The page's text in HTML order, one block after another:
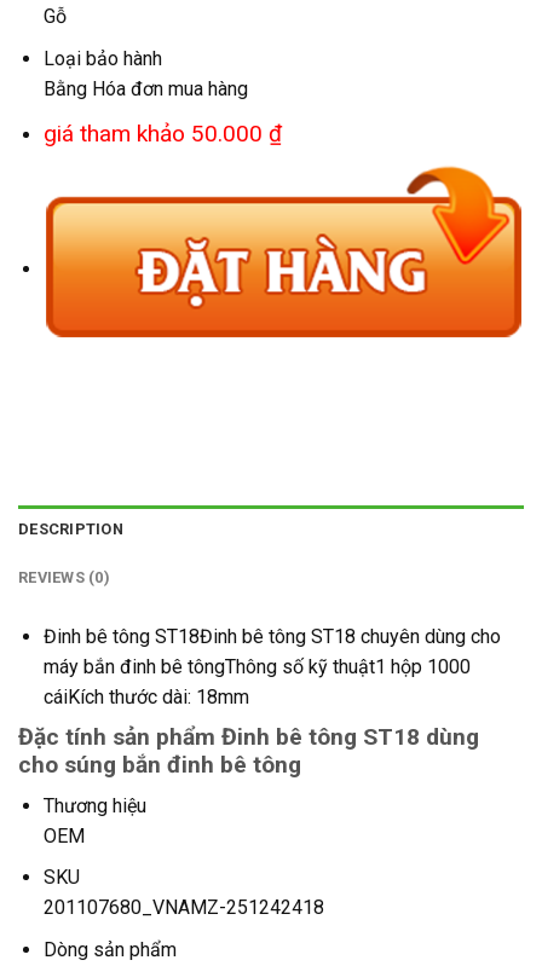
Gỗ
Loại bảo hành
Bằng Hóa đơn mua hàng
giá tham khảo 50.000 ₫
DESCRIPTION
REVIEWS (0)
Đinh bê tông ST18Đinh bê tông ST18 chuyên dùng cho
máy bắn đinh bê tôngThông số kỹ thuật1 hộp 1000
cáiKích thước dài: 18mm
Đặc tính sản phẩm Đinh bê tông ST18 dùng
cho súng bắn đinh bê tông
Thương hiệu
OEM
SKU
201107680_VNAMZ-251242418
Dòng sản phẩm